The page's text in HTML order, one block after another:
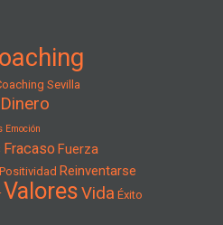
Sevilla
Dinero
Emoción
Fracaso Fuerza
Positividad Reinventarse
ValoresVida Éxito